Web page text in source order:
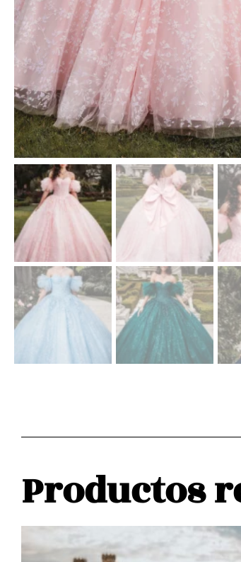
Productos